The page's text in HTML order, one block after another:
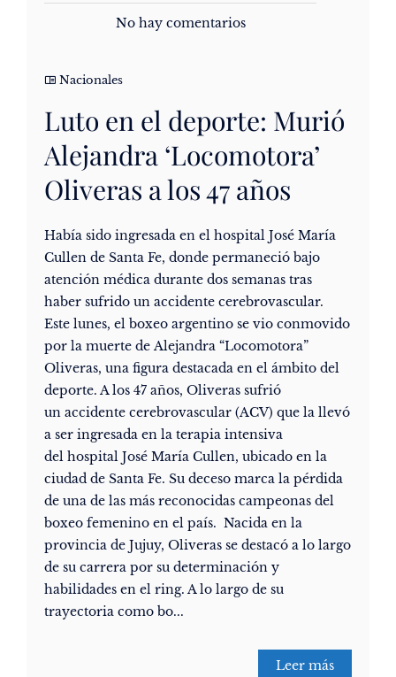
No hay comentarios
Nacionales
Luto en el deporte: Murió
Alejandra ‘Locomotora’
Oliveras a los 47 años
Había sido ingresada en el hospital José María
Cullen de Santa Fe, donde permaneció bajo
atención médica durante dos semanas tras
haber sufrido un accidente cerebrovascular.
Este lunes, el boxeo argentino se vio conmovido
por la muerte de Alejandra “Locomotora”
Oliveras, una figura destacada en el ámbito del
deporte. A los 47 años, Oliveras sufrió
un accidente cerebrovascular (ACV) que la llevó
a ser ingresada en la terapia intensiva
del hospital José María Cullen, ubicado en la
ciudad de Santa Fe. Su deceso marca la pérdida
de una de las más reconocidas campeonas del
boxeo femenino en el país. Nacida en la
provincia de Jujuy, Oliveras se destacó a lo largo
de su carrera por su determinación y
habilidades en el ring. A lo largo de su
trayectoria como bo...
Leer más